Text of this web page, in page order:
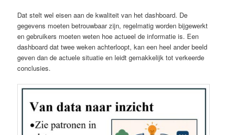
Dat stelt wel eisen aan de kwaliteit van het dashboard. De
gegevens moeten betrouwbaar zijn, regelmatig worden bijgewerkt
en gebruikers moeten weten hoe actueel de informatie is. Een
dashboard dat twee weken achterloopt, kan een heel ander beeld
geven dan de actuele situatie en leidt gemakkelijk tot verkeerde
conclusies.